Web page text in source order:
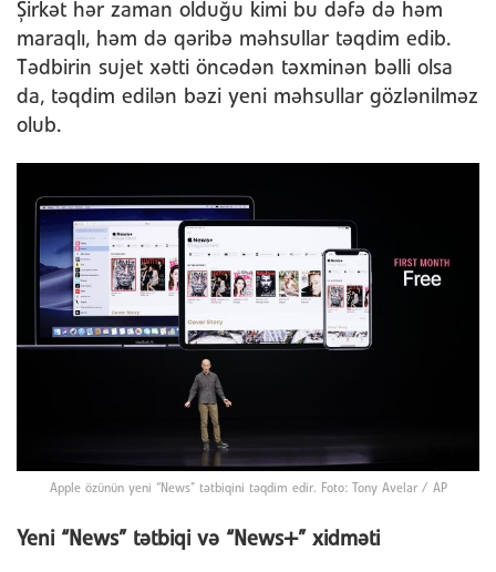
Şirkət hər zaman olduğu kimi bu dəfə də həm
maraqlı, həm də qəribə məhsullar təqdim edib.
Tədbirin sujet xətti öncədən təxminən bəlli olsa
da, təqdim edilən bəzi yeni məhsullar gözlənilməz
olub.
Apple özünün yeni “News” tətbiqini təqdim edir. Foto: Tony Avelar / AP
Yeni “News” tətbiqi və “News+” xidməti